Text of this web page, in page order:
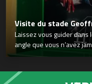
Visite du stade
Laissez vous guider dans
angle que vous n’avez